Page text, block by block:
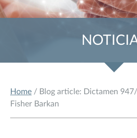
Home / Blog article: Dictamen
Fisher Barkan